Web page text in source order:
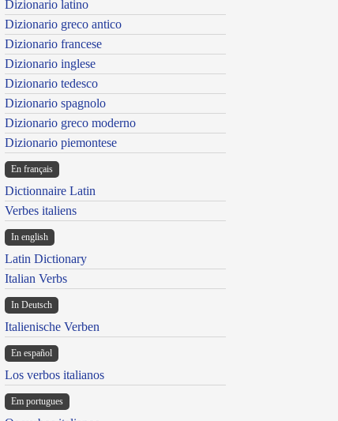
Dizionario latino
Dizionario greco antico
Dizionario francese
Dizionario inglese
Dizionario tedesco
Dizionario spagnolo
Dizionario greco moderno
Dizionario piemontese
En français
Dictionnaire Latin
Verbes italiens
In english
Latin Dictionary
Italian Verbs
In Deutsch
Italienische Verben
En español
Los verbos italianos
Em portugues